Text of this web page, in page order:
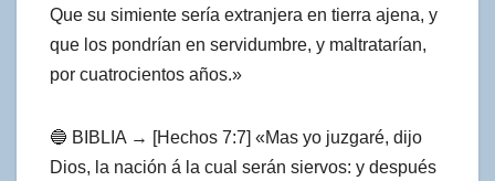
Que su simiente sería extranjera en tierra ajena, y
que los pondrían en servidumbre, y maltratarían,
por cuatrocientos años.»
🔵 BIBLIA → [Hechos 7:7] «Mas yo juzgaré, dijo
Dios, la nación á la cual serán siervos: y después